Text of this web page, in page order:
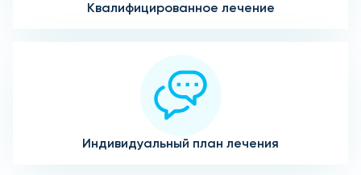
Квалифицированное лечение
Индивидуальный план лечения